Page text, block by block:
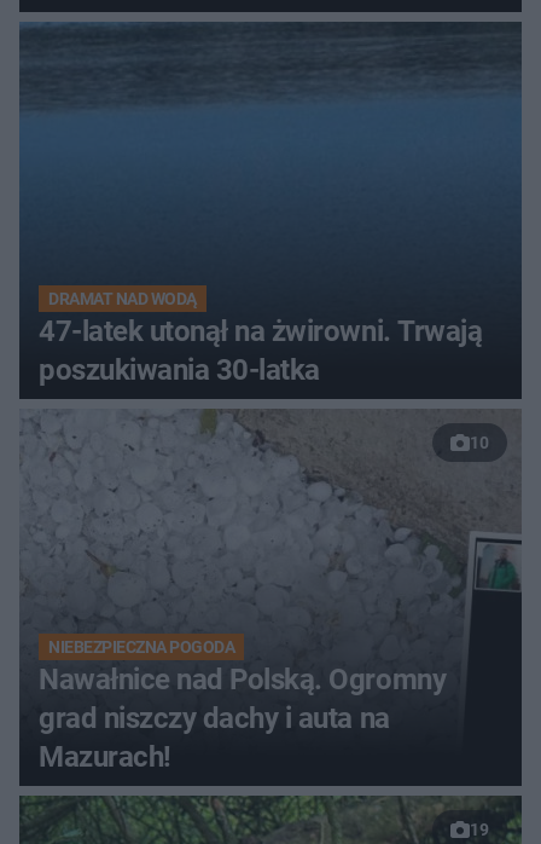
DRAMAT NAD WODĄ
47-latek utonął na żwirowni. Trwają
poszukiwania 30-latka
10
NIEBEZPIECZNA POGODA
Nawałnice nad Polską. Ogromny
grad niszczy dachy i auta na
Mazurach!
19